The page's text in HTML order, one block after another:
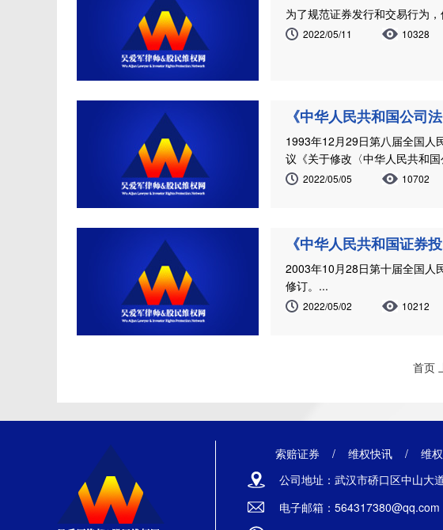
为了规范证券发行和交易行为
2022/05/11 10328
《中华人民共和国公司
1993年12月29日第八届全国人
议《关于修改〈中华人民共和
2022/05/05 10702
《中华人民共和国证券
2003年10月28日第十届全国人
修订。...
2022/05/02 10212
首页
索赔证券 / 维权快讯 / 维
公司地址：武汉市硚口区中山大
电子邮箱：564317380@qq.com